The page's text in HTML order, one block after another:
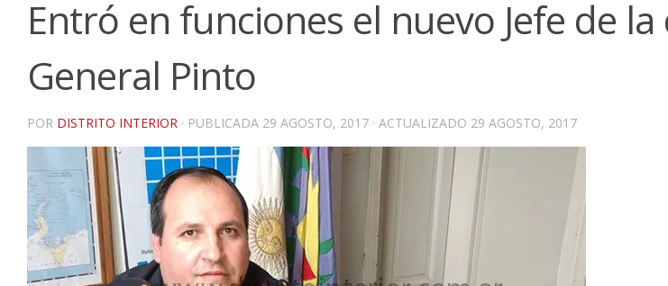
Entró en funciones el nuevo Jefe de
General Pinto
POR DISTRITO INTERIOR · PUBLICADA 29 AGOSTO, 2017 · ACTUALIZADO 29 AGOSTO, 2017